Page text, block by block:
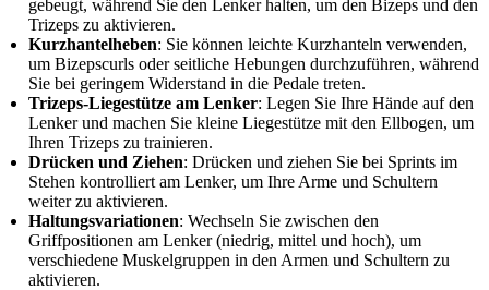
gebeugt, während Sie den Lenker halten, um den Bizeps und den
Trizeps zu aktivieren.
Kurzhantelheben: Sie können leichte Kurzhanteln verwenden,
um Bizepscurls oder seitliche Hebungen durchzuführen, während
Sie bei geringem Widerstand in die Pedale treten.
Trizeps-Liegestütze am Lenker: Legen Sie Ihre Hände auf den
Lenker und machen Sie kleine Liegestütze mit den Ellbogen, um
Ihren Trizeps zu trainieren.
Drücken und Ziehen: Drücken und ziehen Sie bei Sprints im
Stehen kontrolliert am Lenker, um Ihre Arme und Schultern
weiter zu aktivieren.
Haltungsvariationen: Wechseln Sie zwischen den
Griffpositionen am Lenker (niedrig, mittel und hoch), um
verschiedene Muskelgruppen in den Armen und Schultern zu
aktivieren.